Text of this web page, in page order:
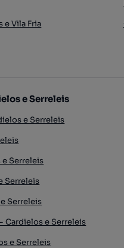
e Vila Fria
e Serreleis
e Serreleis
e Serreleis
Serreleis
Serreleis
Cardielos e Serreleis
e Serreleis